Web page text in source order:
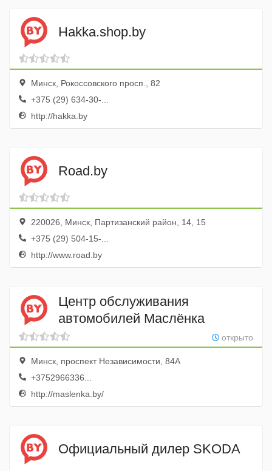
Hakka.shop.by
Минск, Рокоссовского просп., 82
+375 (29) 634-30-...
http://hakka.by
Road.by
220026, Минск, Партизанский район, 14, 15
+375 (29) 504-15-...
http://www.road.by
Центр обслуживания
автомобилей Маслёнка
открыто
Минск, проспект Независимости, 84А
+3752966336...
http://maslenka.by/
Официальный дилер SKODA